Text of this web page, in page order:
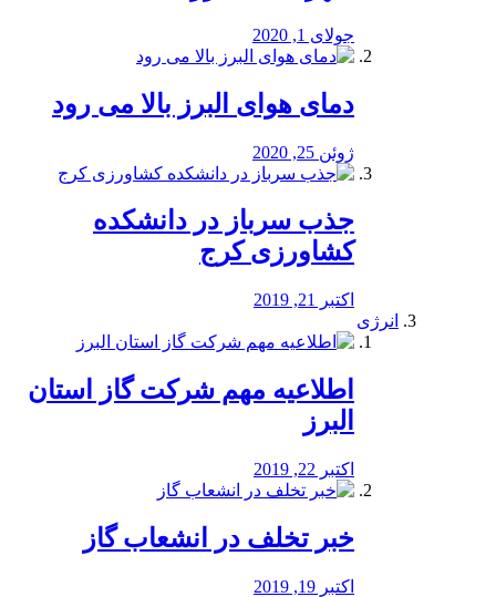
جولای 1, 2020
دمای هوای البرز بالا می رود
ژوئن 25, 2020
جذب سرباز در دانشکده
کشاورزی کرج
اکتبر 21, 2019
انرژی
️اطلاعیه مهم شرکت گاز استان
البرز
اکتبر 22, 2019
خبر تخلف در انشعاب گاز
اکتبر 19, 2019